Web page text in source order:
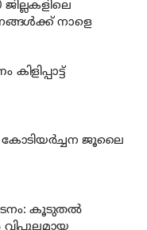
നാളെ
കോടിയര്‍ച്ചന ജൂലൈ
കൂടുതല്‍